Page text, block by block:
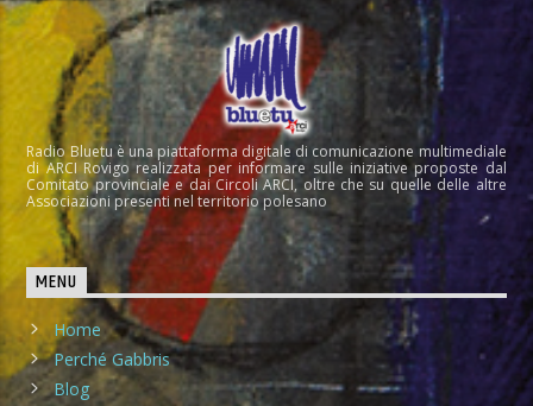
Radio Bluetu è una piattaforma digitale di comunicazione multimediale
di ARCI Rovigo realizzata per informare sulle iniziative proposte dal
Comitato provinciale e dai Circoli ARCI, oltre che su quelle delle altre
Associazioni presenti nel territorio polesano
MENU
Home
Perché Gabbris
Blog